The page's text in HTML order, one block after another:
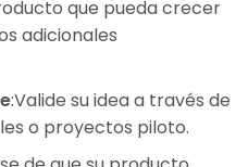
que pueda crecer
adicionales
:Valide su idea a través de
o proyectos piloto.